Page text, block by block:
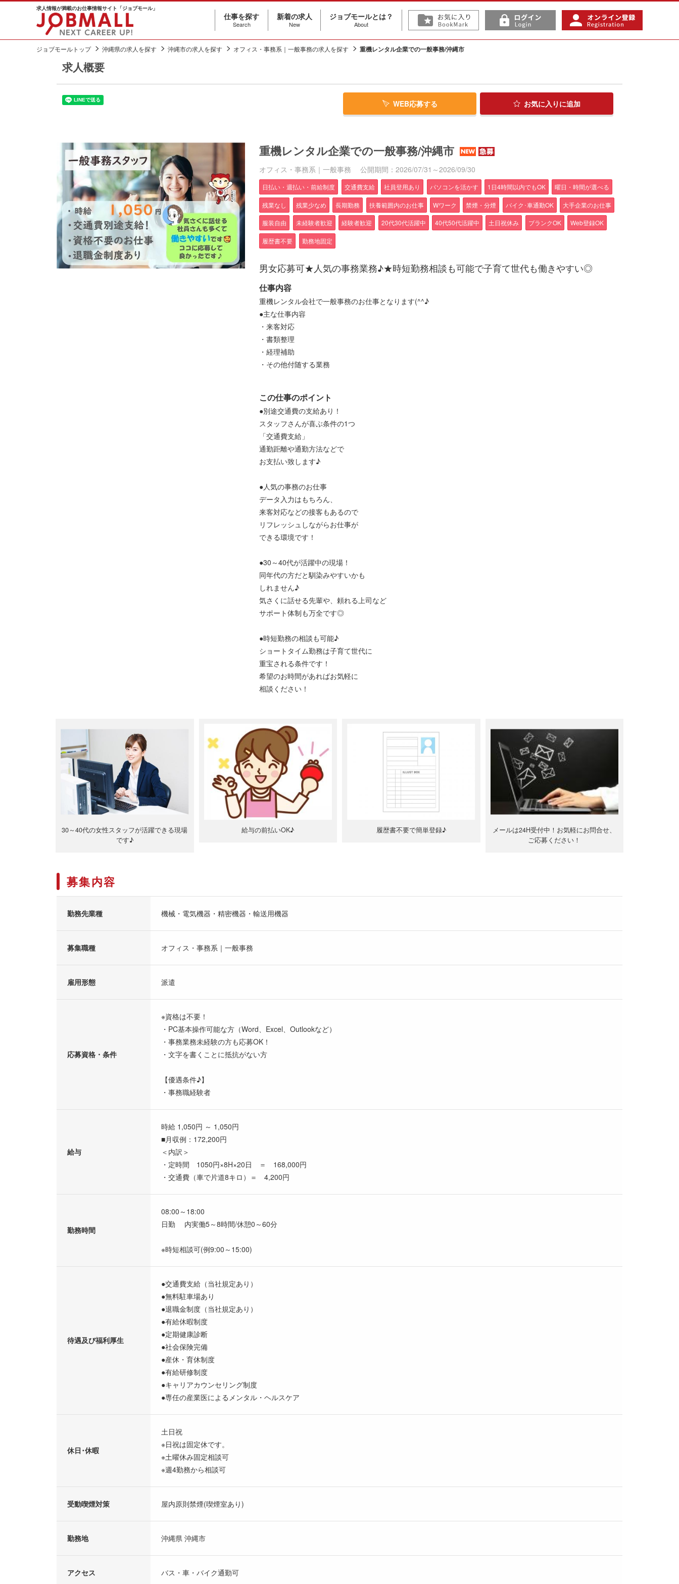
求人情報が満載のお仕事情報サイト「ジョブモール」
仕事を探す
Search
新着の求人
New
ジョブモールとは？
About
ジョブモールトップ 沖縄県の求人を探す 沖縄市の求人を探す オフィス・事務系｜一般事務の求人を探す 重機レンタル企業での一般事務/沖縄市
求人概要
WEB応募する お気に入り に追加
重機レンタル企業での一般事務/沖縄市
オフィス・事務系｜一般事務 公開期間：2026/07/31～2026/09/30
日払い・週払い・前給制度 交通費支給 社員登用あり パソコンを活かす 1日4時間以内でもOK 曜日・時間が選べる
残業なし 残業少なめ 長期勤務 扶養範囲内のお仕事 Wワーク 禁煙・分煙 バイク･車通勤OK 大手企業のお仕事
服装自由 未経験者歓迎 経験者歓迎 20代30代活躍中 40代50代活躍中 土日祝休み ブランクOK Web登録OK
履歴書不要 勤務地固定
男女応募可★人気の事務業務♪★時短勤務相談も可能で子育て世代も働きやすい◎
仕事内容
重機レンタル会社で一般事務のお仕事となります(^^♪
●主な仕事内容
・来客対応
・書類整理
・経理補助
・その他付随する業務
この仕事のポイント
●別途交通費の支給あり！
スタッフさんが喜ぶ条件の1つ
「交通費支給」
通勤距離や通勤方法などで
お支払い致します♪
●人気の事務のお仕事
データ入力はもちろん、
来客対応などの接客もあるので
リフレッシュしながらお仕事が
できる環境です！
●30～40代が活躍中の現場！
同年代の方だと馴染みやすいかも
しれません♪
気さくに話せる先輩や、頼れる上司など
サポート体制も万全です◎
●時短勤務の相談も可能♪
ショートタイム勤務は子育て世代に
重宝される条件です！
希望のお時間があればお気軽に
相談ください！
30～40代の女性スタッフが活躍できる現場
です♪
給与の前払いOK♪ 履歴書不要で簡単登録♪
メールは24H受付中！お気軽にお問合せ、
ご応募ください！
募集内容
勤務先業種 機械・電気機器・精密機器・輸送用機器
募集職種 オフィス・事務系｜一般事務
雇用形態 派遣
応募資格・条件
※資格は不要！
・PC基本操作可能な方（Word、Excel、Outlookなど）
・事務業務未経験の方も応募OK！
・文字を書くことに抵抗がない方
【優遇条件♪】
・事務職経験者
給与
時給 1,050円 ～ 1,050円
■月収例：172,200円
＜内訳＞
・定時間 1050円×8H×20日 ＝ 168,000円
・交通費（車で片道8キロ）＝ 4,200円
勤務時間
08:00～18:00
日勤 内実働5～8時間/休憩0～60分
※時短相談可(例9:00～15:00)
待遇及び福利厚生
●交通費支給（当社規定あり）
●無料駐車場あり
●退職金制度（当社規定あり）
●有給休暇制度
●定期健康診断
●社会保険完備
●産休・育休制度
●有給研修制度
●キャリアカウンセリング制度
●専任の産業医によるメンタル・ヘルスケア
休日･休暇
土日祝
※日祝は固定休です。
※土曜休み固定相談可
※週4勤務から相談可
受動喫煙対策 屋内原則禁煙(喫煙室あり)
勤務地 沖縄県 沖縄市
アクセス バス・車・バイク通勤可